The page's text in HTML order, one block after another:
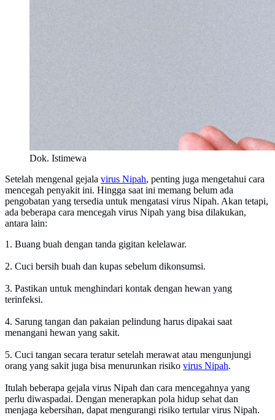
Dok. Istimewa
Setelah mengenal gejala virus Nipah, penting juga mengetahui cara
mencegah penyakit ini. Hingga saat ini memang belum ada
pengobatan yang tersedia untuk mengatasi virus Nipah. Akan tetapi,
ada beberapa cara mencegah virus Nipah yang bisa dilakukan,
antara lain:
1. Buang buah dengan tanda gigitan kelelawar.
2. Cuci bersih buah dan kupas sebelum dikonsumsi.
3. Pastikan untuk menghindari kontak dengan hewan yang
terinfeksi.
4. Sarung tangan dan pakaian pelindung harus dipakai saat
menangani hewan yang sakit.
5. Cuci tangan secara teratur setelah merawat atau mengunjungi
orang yang sakit juga bisa menurunkan risiko virus Nipah.
Itulah beberapa gejala virus Nipah dan cara mencegahnya yang
perlu diwaspadai. Dengan menerapkan pola hidup sehat dan
menjaga kebersihan, dapat mengurangi risiko tertular virus Nipah.